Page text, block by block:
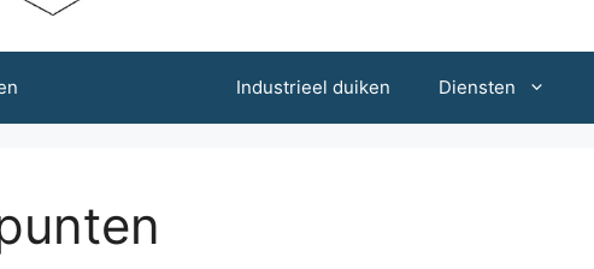
Industrieel duiken Diensten